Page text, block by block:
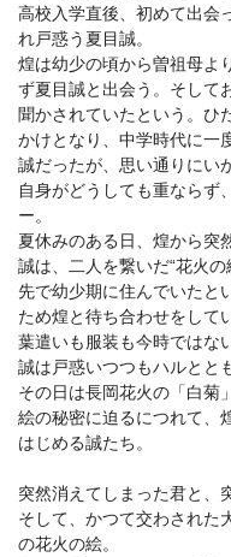
高校入学直後、初めて出会
れ戸惑う夏目誠。
煌は幼少の頃から曽祖母よ
ず夏目誠と出会う。そして
聞かされていたという。ひ
かけとなり、中学時代に一
誠だったが、思い通りにい
自身がどうしても重ならず
ー。
夏休みのある日、煌から突
誠は、二人を繋いだ“花火
先で幼少期に住んでいたと
ため煌と待ち合わせをして
葉遣いも服装も今時ではな
誠は戸惑いつつもハルとと
その日は長岡花火の「白菊
絵の秘密に迫るにつれて、
はじめる誠たち。
突然消えてしまった君と、
そして、かつて交わされた
の花火の絵。